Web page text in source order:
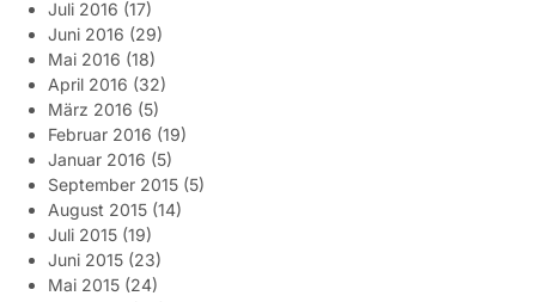
Juli 2016 (17)
Juni 2016 (29)
Mai 2016 (18)
April 2016 (32)
März 2016 (5)
Februar 2016 (19)
Januar 2016 (5)
September 2015 (5)
August 2015 (14)
Juli 2015 (19)
Juni 2015 (23)
Mai 2015 (24)